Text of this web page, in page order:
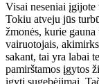
Visai neseniai
Tokiu atveju jūs
žmonės, kurie
vairuotojais,
sakant, tai yra labai
pamirštamos įgytos